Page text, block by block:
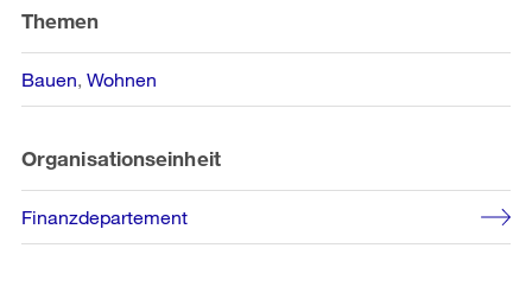
Informationen
Themen
Bauen Wohnen
Organisationseinheit
Finanzdepartement